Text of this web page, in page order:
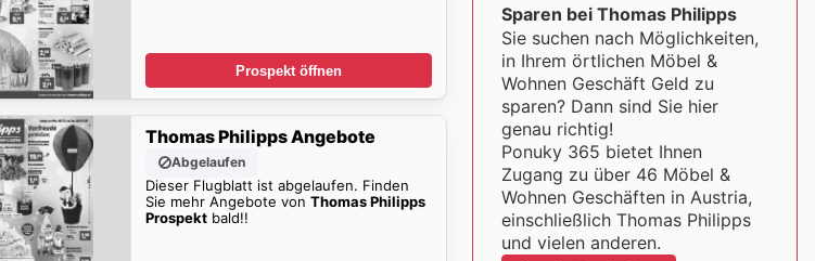
Prospekt öffnen
Thomas Philipps Angebote
Abgelaufen
Dieser Flugblatt ist abgelaufen. Finden
Sie mehr Angebote vonThomas Philipps
Prospekt bald!!
Sparen bei Thomas Philipps
Sie suchen nach Möglichkeiten,
in Ihrem örtlichen Möbel &
Wohnen Geschäft Geld zu
sparen? Dann sind Sie hier
genau richtig!
Ponuky 365 bietet Ihnen
Zugang zu über 46 Möbel &
Wohnen Geschäften in Austria,
einschließlich Thomas Philipps
und vielen anderen.